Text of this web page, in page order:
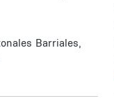
Barriales,